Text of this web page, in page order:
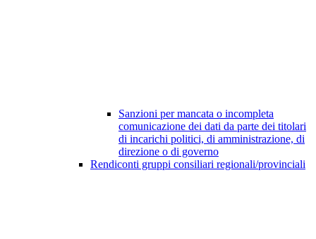
Sanzioni per mancata o incompleta
comunicazione dei dati da parte dei titolari
di incarichi politici, di amministrazione, di
direzione o di governo
Rendiconti gruppi consiliari regionali/provinciali